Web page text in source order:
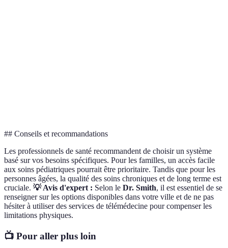
## Conseils et recommandations
Les professionnels de santé recommandent de choisir un système
basé sur vos besoins spécifiques. Pour les familles, un accès facile
aux soins pédiatriques pourrait être prioritaire. Tandis que pour les
personnes âgées, la qualité des soins chroniques et de long terme est
cruciale. 💡 Avis d'expert : Selon le Dr. Smith, il est essentiel de se
renseigner sur les options disponibles dans votre ville et de ne pas
hésiter à utiliser des services de télémédecine pour compenser les
limitations physiques.
📺 Pour aller plus loin